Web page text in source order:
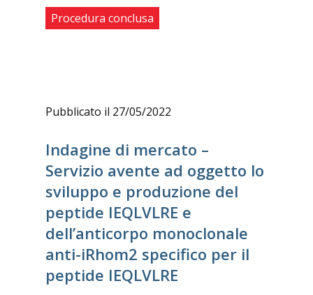
Procedura conclusa
Pubblicato il 27/05/2022
Indagine di mercato –
Servizio avente ad oggetto lo
sviluppo e produzione del
peptide IEQLVLRE e
dell’anticorpo monoclonale
anti-iRhom2 specifico per il
peptide IEQLVLRE